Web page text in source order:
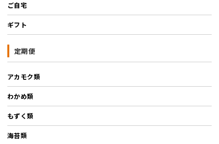
ご自宅
ギフト
定期便
アカモク類
わかめ類
もずく類
海苔類